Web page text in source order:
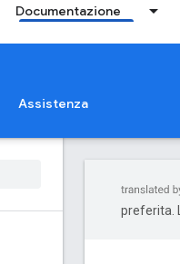
Documentazione
Assistenza
preferita.